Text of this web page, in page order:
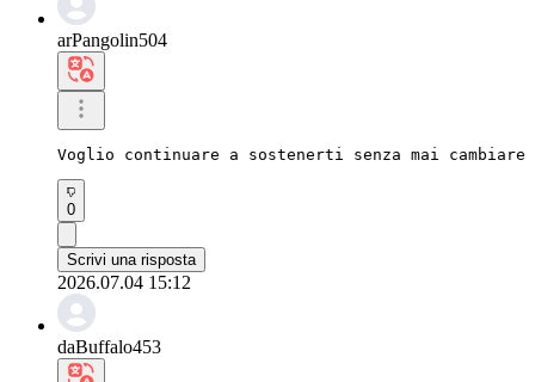
arPangolin504
Voglio continuare a sostenerti senza mai
0
Scrivi una risposta
2026.07.04 15:12
daBuffalo453